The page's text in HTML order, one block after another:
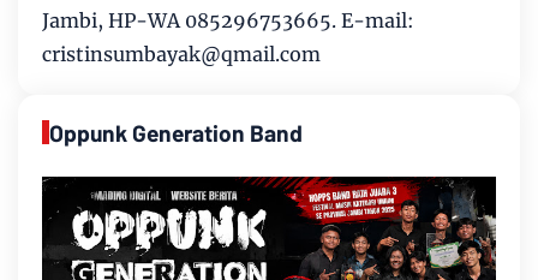
Jambi, HP-WA 085296753665. E-mail:
cristinsumbayak@qmail.com
Oppunk Generation Band